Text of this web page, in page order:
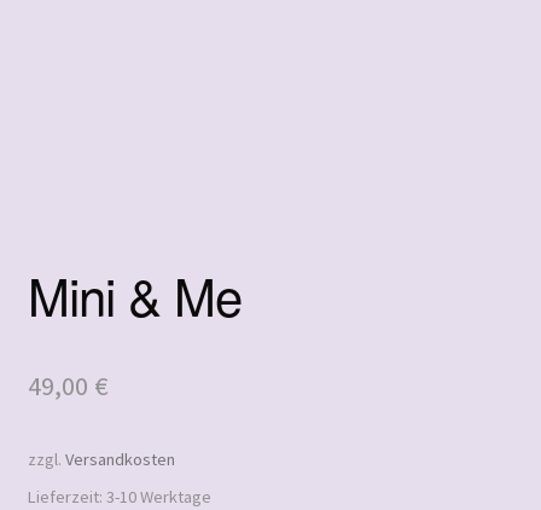
Mini & Me
49,00 €
zzgl. Versandkosten
Lieferzeit: 3-10 Werktage